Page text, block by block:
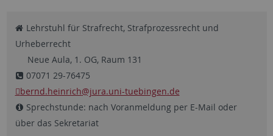
Lehrstuhl für Strafrecht, Strafprozessrecht und
Urheberrecht
Neue Aula, 1. OG, Raum 131
07071 29-76475
bernd.heinrich@jura.uni-tuebingen.de
Sprechstunde: nach Voranmeldung per E-Mail oder
über das Sekretariat